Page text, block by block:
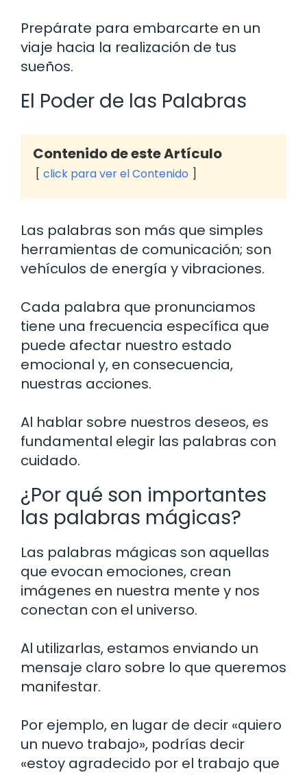
Prepárate para embarcarte en un
viaje hacia la realización de tus
sueños.
El Poder de las Palabras
Contenido de este Artículo
click para ver el Contenido
Las palabras son más que simples
herramientas de comunicación; son
vehículos de energía y vibraciones.
Cada palabra que pronunciamos
tiene una frecuencia específica que
puede afectar nuestro estado
emocional y, en consecuencia,
nuestras acciones.
Al hablar sobre nuestros deseos, es
fundamental elegir las palabras con
cuidado.
¿Por qué son importantes
las palabras mágicas?
Las palabras mágicas son aquellas
que evocan emociones, crean
imágenes en nuestra mente y nos
conectan con el universo.
Al utilizarlas, estamos enviando un
mensaje claro sobre lo que queremos
manifestar.
Por ejemplo, en lugar de decir «quiero
un nuevo trabajo», podrías decir
«estoy agradecido por el trabajo que